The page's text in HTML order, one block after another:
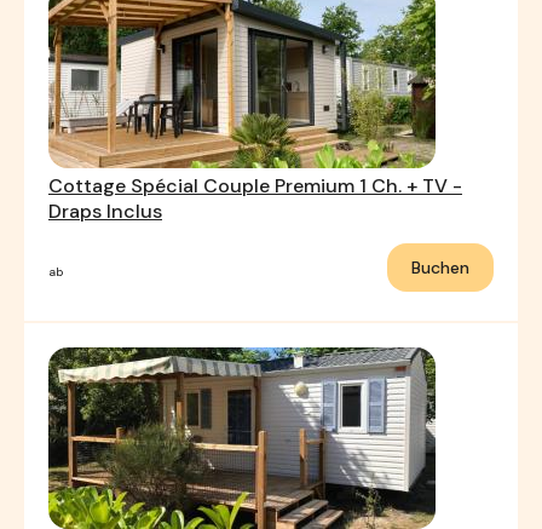
Cottage Spécial Couple Premium 1 Ch. + TV -
Draps Inclus
ab Buchen